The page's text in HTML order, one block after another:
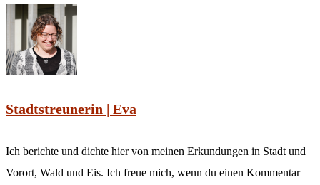
Stadtstreunerin | Eva
Ich berichte und dichte hier von meinen Erkundungen in Stadt und
Vorort, Wald und Eis. Ich freue mich, wenn du einen Kommentar